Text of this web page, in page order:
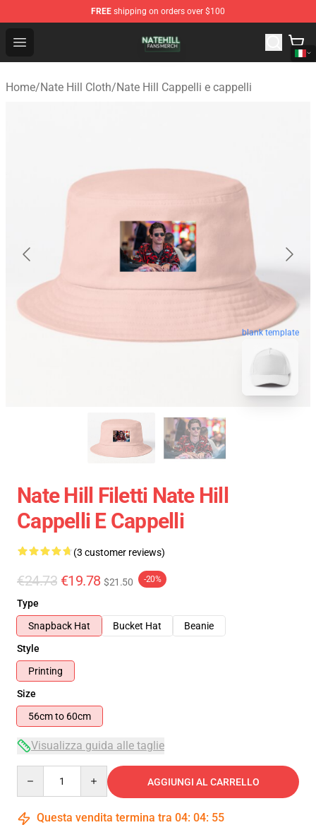
FREE shipping on orders over $100
Open menu
Nate Hill Shop - Official Nate Hill Merchandise Store
Home/Nate Hill Cloth/Nate Hill Cappelli e cappelli
blank template
Nate Hill Filetti Nate Hill
Cappelli E Cappelli
(3 customer reviews)
€24.73 €19.78 $21.50 -20%
Type
Snapback Hat
Bucket Hat
Beanie
Style
Printing
Size
56cm to 60cm
Visualizza guida alle taglie
AGGIUNGI AL CARRELLO
Questa vendita termina tra 04: 04: 55